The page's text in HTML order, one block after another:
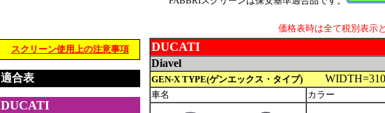
価格表時は全て税別表示
スクリーン使用上の注意事項
適合表
DUCATI
DUCATI
Diavel
GEN-X TYPE(ゲンエックス・タイプ)
車名 カラー